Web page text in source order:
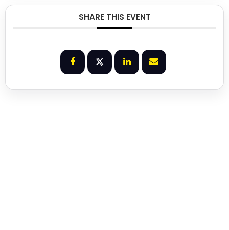
SHARE THIS EVENT